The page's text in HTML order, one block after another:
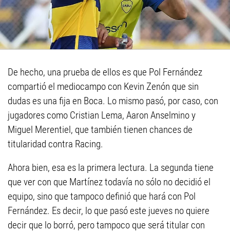
De hecho, una prueba de ellos es que Pol Fernández
compartió el mediocampo con Kevin Zenón que sin
dudas es una fija en Boca. Lo mismo pasó, por caso, con
jugadores como Cristian Lema, Aaron Anselmino y
Miguel Merentiel, que también tienen chances de
titularidad contra Racing.
Ahora bien, esa es la primera lectura. La segunda tiene
que ver con que Martínez todavía no sólo no decidió el
equipo, sino que tampoco definió que hará con Pol
Fernández. Es decir, lo que pasó este jueves no quiere
decir que lo borró, pero tampoco que será titular con